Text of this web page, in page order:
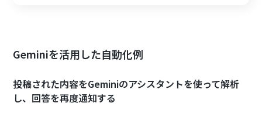
Geminiを活用した自動化例
投稿された内容をGeminiのアシスタントを使って解析
し、回答を再度通知する